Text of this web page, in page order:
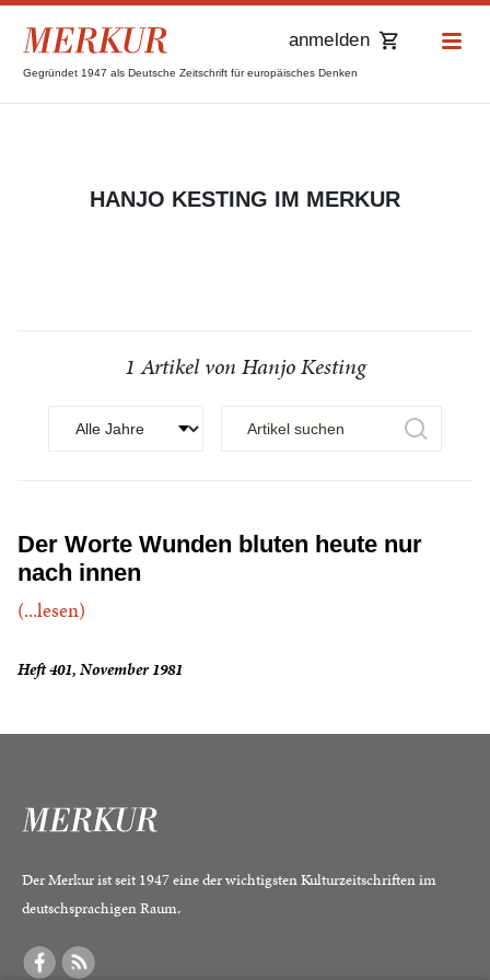
Gegründet 1947 als Deutsche Zeitschrift für europäisches Denken
anmelden
HANJO KESTING IM MERKUR
1 Artikel von Hanjo Kesting
Der Worte Wunden bluten heute nur
nach innen
(...lesen)
Heft 401, November 1981
Der Merkur ist seit 1947 eine der wichtigsten Kulturzeitschriften im
deutschsprachigen Raum.